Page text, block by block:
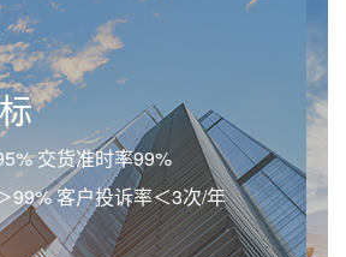
交货准时率99%
99% 客户投诉率＜3次/年